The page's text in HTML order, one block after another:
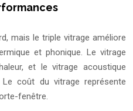
mais le triple vitrage améliore
et phonique. Le vitrage
et le vitrage acoustique
coût du vitrage représente
fenêtre.